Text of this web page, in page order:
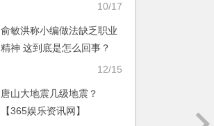
10/17
俞敏洪称小编做法缺乏职业
精神 这到底是怎么回事？
12/15
唐山大地震几级地震？
【365娱乐资讯网】